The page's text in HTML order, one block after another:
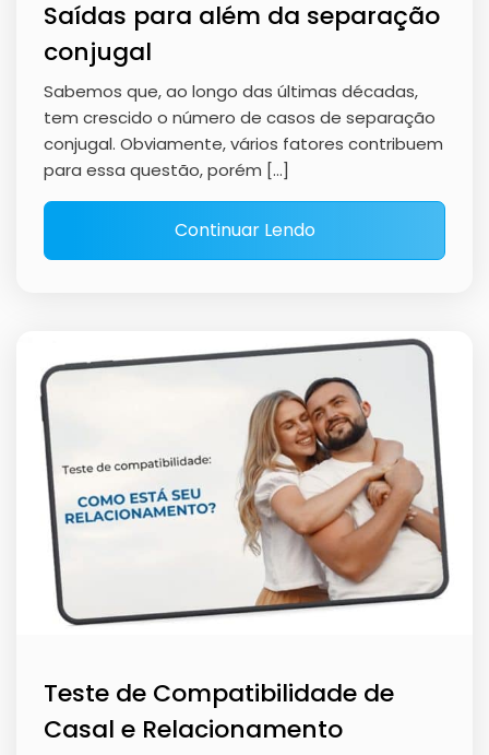
Saídas para além da separação
conjugal
Sabemos que, ao longo das últimas décadas,
tem crescido o número de casos de separação
conjugal. Obviamente, vários fatores contribuem
para essa questão, porém […]
Continuar Lendo
Teste de Compatibilidade de
Casal e Relacionamento